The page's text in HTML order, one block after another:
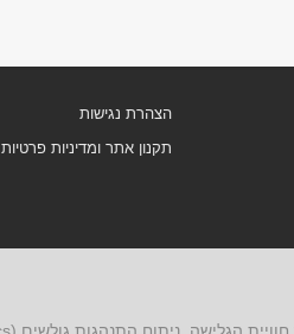
הצהרת נגישות
תקנון אתר ומדיניות פרטיות